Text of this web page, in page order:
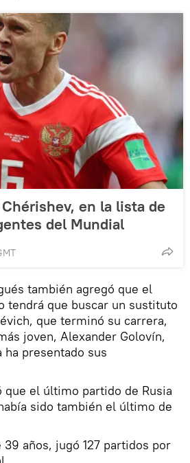
en la lista de
del Mundial
también agregó que el
tendrá que buscar un sustituto
que terminó su carrera,
joven, Alexander Golovín,
ha presentado sus
que el último partido de Rusia
sido también el último de
años, jugó 127 partidos por